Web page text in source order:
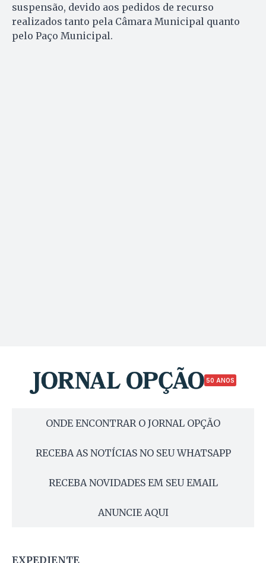
suspensão, devido aos pedidos de recurso
realizados tanto pela Câmara Municipal quanto
pelo Paço Municipal.
50 ANOS
ONDE ENCONTRAR O JORNAL OPÇÃO
RECEBA AS NOTÍCIAS NO SEU WHATSAPP
RECEBA NOVIDADES EM SEU EMAIL
ANUNCIE AQUI
EXPEDIENTE